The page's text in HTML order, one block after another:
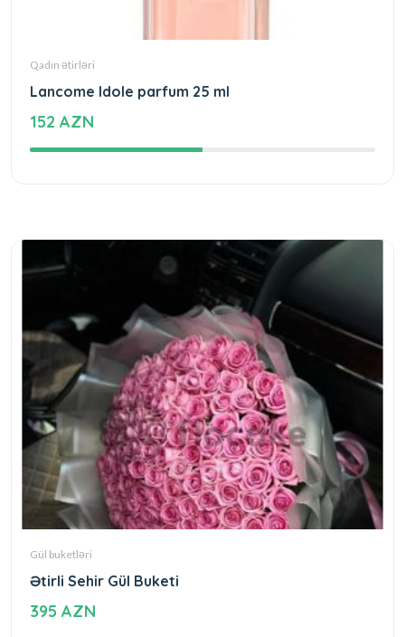
Qadın ətirləri
Lancome Idole parfum 25 ml
152 AZN
Gül buketləri
Ətirli Sehir Gül Buketi
395 AZN